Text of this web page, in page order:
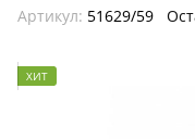
Артикул: 51629/59
ХИТ